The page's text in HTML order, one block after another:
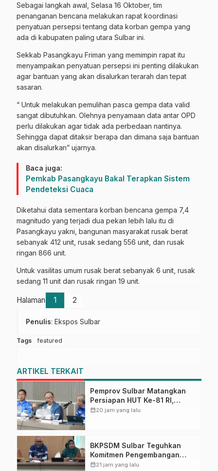
Sebagai langkah awal, Selasa 16 Oktober, tim
penanganan bencana melakukan rapat koordinasi
penyatuan persepsi tentang data korban gempa yang
ada di kabupaten paling utara Sulbar ini.
Sekkab Pasangkayu Friman yang memimpin rapat itu
menyampaikan penyatuan persepsi ini penting dilakukan
agar bantuan yang akan disalurkan terarah dan tepat
sasaran.
“ Untuk melakukan pemulihan pasca gempa data valid
sangat dibutuhkan. Olehnya penyamaan data antar OPD
perlu dilakukan agar tidak ada perbedaan nantinya.
Sehingga dapat ditaksir berapa dan dimana saja bantuan
akan disalurkan” ujarnya.
Baca juga:
Pemkab Pasangkayu Bakal Terapkan Sistem
Pendeteksi Cuaca
Diketahui data sementara korban bencana gempa 7,4
magnitudo yang terjadi dua pekan lebih lalu itu di
Pasangkayu yakni, bangunan masyarakat rusak berat
sebanyak 412 unit, rusak sedang 556 unit, dan rusak
ringan 866 unit.
Untuk vasilitas umum rusak berat sebanyak 6 unit, rusak
sedang 11 unit dan rusak ringan 19 unit.
Halaman 1 2
Penulis: Ekspos Sulbar
Tags featured
ARTIKEL TERKAIT
Pemprov Sulbar Matangkan
Persiapan HUT Ke-81 RI,
Puncak Upacara di Lapangan
calendar_month20 jam yang lalu
BKPSDM Sulbar Teguhkan
Komitmen Pengembangan
Kompetensi ASN melalui
calendar_month21 jam yang lalu